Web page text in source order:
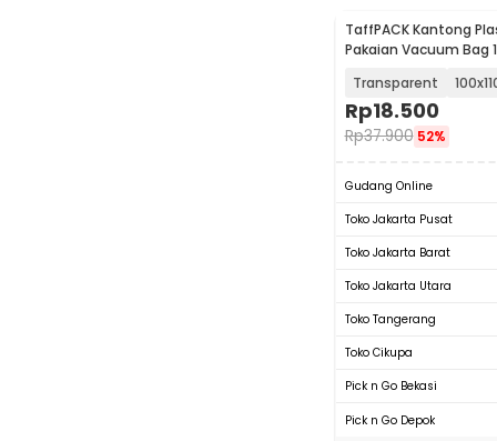
TaffPACK Kantong
Pakaian Vacuum Bag 1
Transparent
Rp18.500
Rp37.900 52%
Gudang Online
Toko Jakarta Pusat
Toko Jakarta Barat
Toko Jakarta Utara
Toko Tangerang
Toko Cikupa
Pick n Go Bekasi
Pick n Go Depok